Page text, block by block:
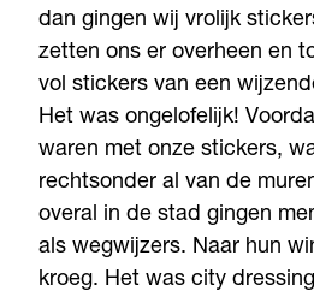
dan gingen wij vrolijk
zetten ons er overheen en
vol stickers van een
Het was ongelofelijk!
waren met onze stickers,
rechtsonder al van de
overal in de stad gingen
als wegwijzers. Naar hun
kroeg. Het was city